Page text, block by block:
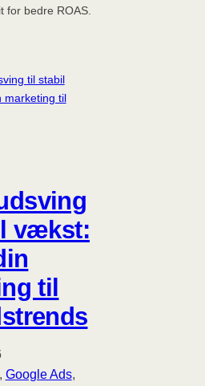
for bedre ROAS.
vækst:
til
, Google Ads